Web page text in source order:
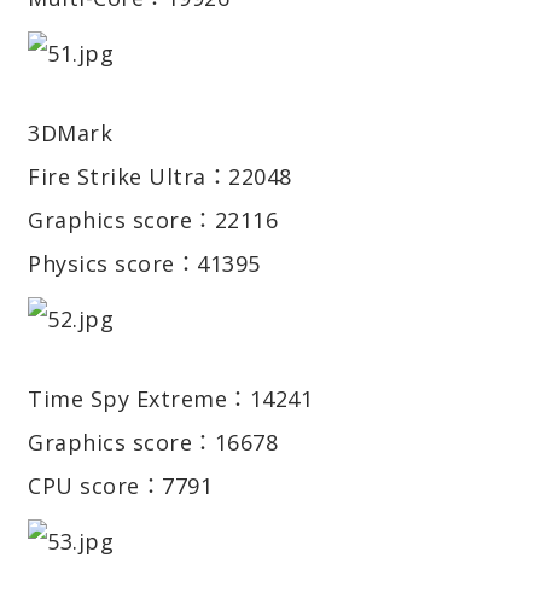
3DMark
Fire Strike Ultra：22048
Graphics score：22116
Physics score：41395
Time Spy Extreme：14241
Graphics score：16678
CPU score：7791